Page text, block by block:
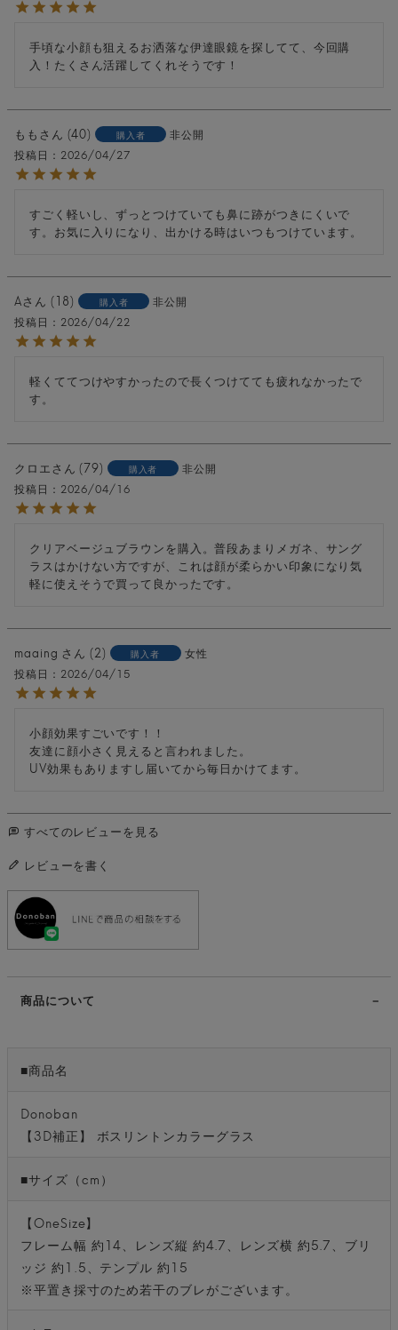
手頃な小顔も狙えるお洒落な伊達眼鏡を探してて、今回購
入！たくさん活躍してくれそうです！
もも 40 購入者
非公開
投稿日
2026/04/27
すごく軽いし、ずっとつけていても鼻に跡がつきにくいで
す。お気に入りになり、出かける時はいつもつけています。
A 18 購入者
非公開
投稿日
2026/04/22
軽くててつけやすかったので長くつけてても疲れなかったで
す。
クロエ 79 購入者
非公開
投稿日
2026/04/16
クリアベージュブラウンを購入。普段あまりメガネ、サング
ラスはかけない方ですが、これは顔が柔らかい印象になり気
軽に使えそうで買って良かったです。
maaing 2 購入者
女性
投稿日
2026/04/15
小顔効果すごいです！！
友達に顔小さく見えると言われました。
すべてのレビューを見る
レビューを書く
商品について
■商品名
Donoban
【3D補正】 ボスリントンカラーグラス
■サイズ（cm）
【OneSize】
フレーム幅 約14、レンズ縦 約4.7、レンズ横 約5.7、ブリ
ッジ 約1.5、テンプル 約15
※平置き採寸のため若干のブレがございます。